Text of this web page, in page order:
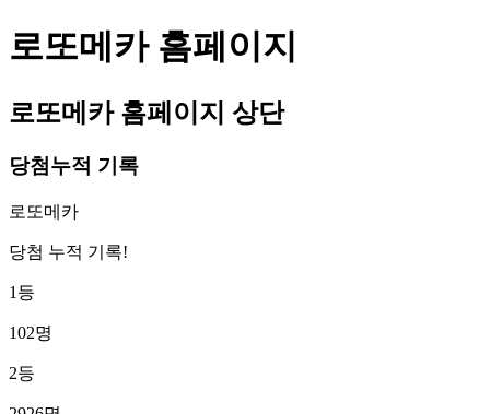
로또메카 홈페이지
로또메카 홈페이지 상단
당첨누적 기록
로또메카
당첨 누적 기록!
1등
102명
2등